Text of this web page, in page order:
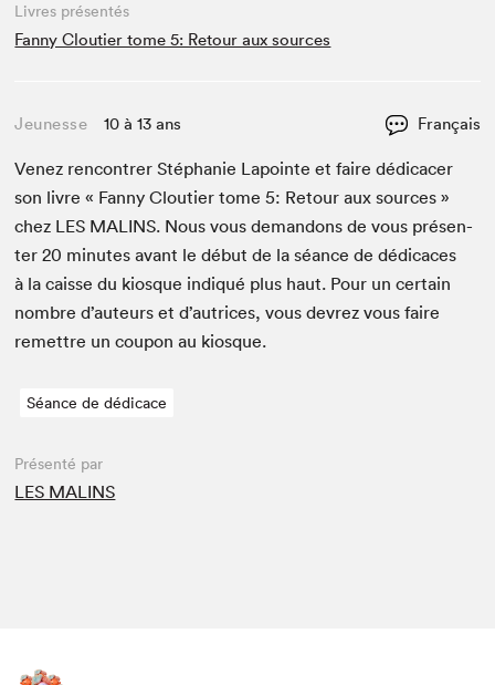
Livres présentés
Fanny Cloutier tome 5: Retour aux sources
Jeunesse 10 à 13 ans Français
Venez ren­con­tr­er Stéphanie Lapointe et faire dédi­cac­er
son livre « Fan­ny Clouti­er tome5: Retour aux sources »
chez LES MALINS. Nous vous deman­dons de vous présen­
ter20 min­utes avant le début de la séance de dédi­caces
à la caisse du kiosque indiqué plus haut. Pour un cer­tain
nom­bre d’auteurs et d’autrices, vous devrez vous faire
remet­tre un coupon au kiosque.
Séance de dédicace
Présenté par
LES MALINS